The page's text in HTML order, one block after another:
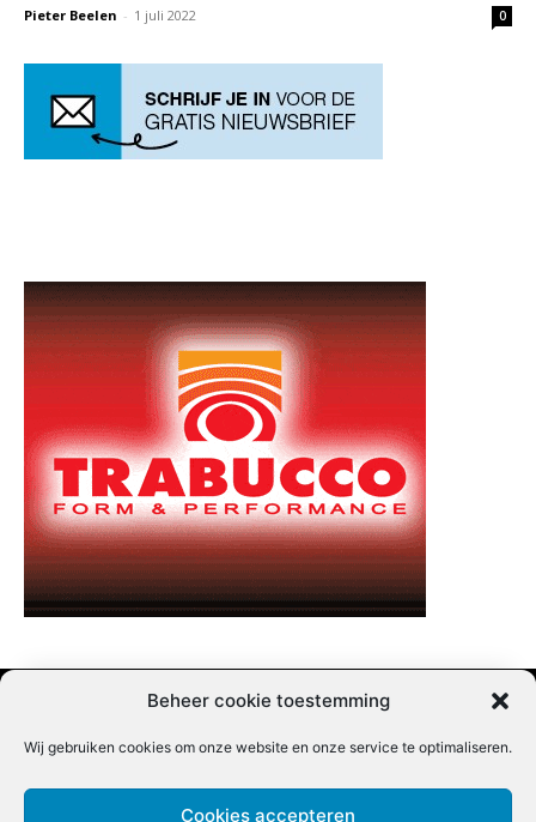
Beheer cookie toestemming
Wij gebruiken cookies om onze website en onze service te optimaliseren.
Cookies accepteren
Pieter Beelen - 1 juli 2022 0
Nieuwsbrief inschrijven | Partner content